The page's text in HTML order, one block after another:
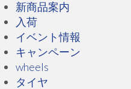
新商品案内
入荷
イベント情報
キャンペーン
wheels
タイヤ